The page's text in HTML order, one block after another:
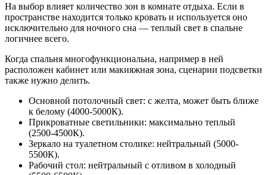
На выбор влияет количество зон в комнате отдыха. Если в
пространстве находится только кровать и используется оно
исключительно для ночного сна — теплый свет в спальне
логичнее всего.
Когда спальня многофункциональна, например в ней
расположен кабинет или макияжная зона, сценарии подсветки
также нужно делить.
Основной потолочный свет: с желта, может быть ближе
к белому (4000-5000К).
Прикроватные светильники: максимально теплый
(2500-4500К).
Зеркало на туалетном столике: нейтральный (5000-
5500К).
Рабочий стол: нейтральный с отливом в холодный